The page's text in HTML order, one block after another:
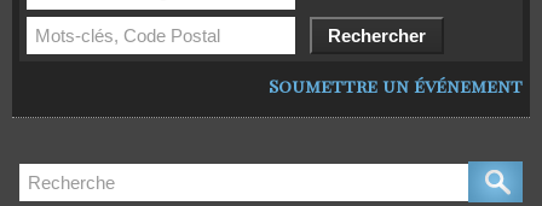
Soumettre un événement